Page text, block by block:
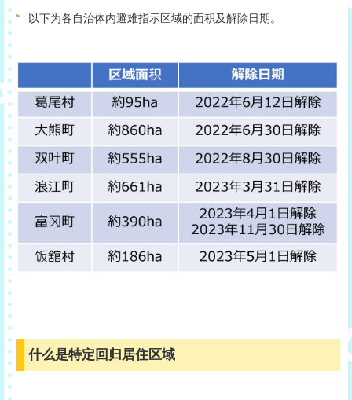
以下为各自治体内避难指示区域的面积及解除日期。
什么是特定回归居住区域